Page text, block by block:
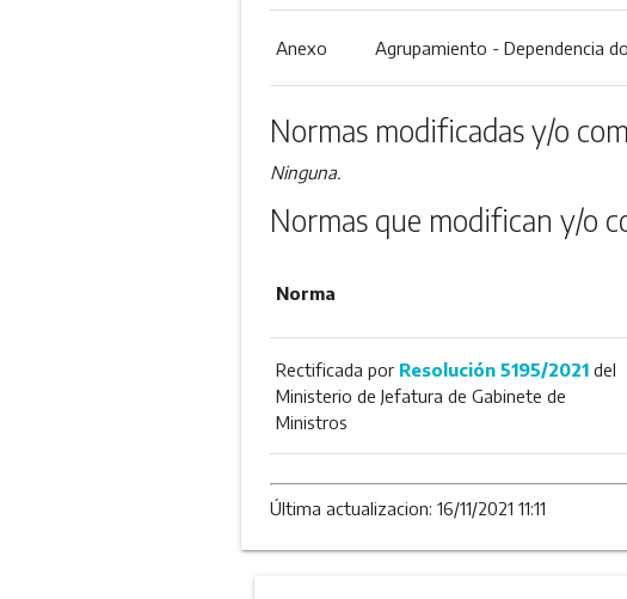
Anexo Agrupamiento - Dependencia
Normas modificadas y/o
Ninguna.
Normas que modifican y/o
Norma
Rectificada por Resolución 5195/2021del
Ministerio de Jefatura de Gabinete de
Ministros
Última actualizacion: 16/11/2021 11:11